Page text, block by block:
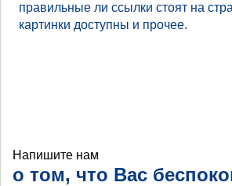
правильные ли ссылки стоят на
картинки доступны и прочее.
Напишите нам
о том, что Вас